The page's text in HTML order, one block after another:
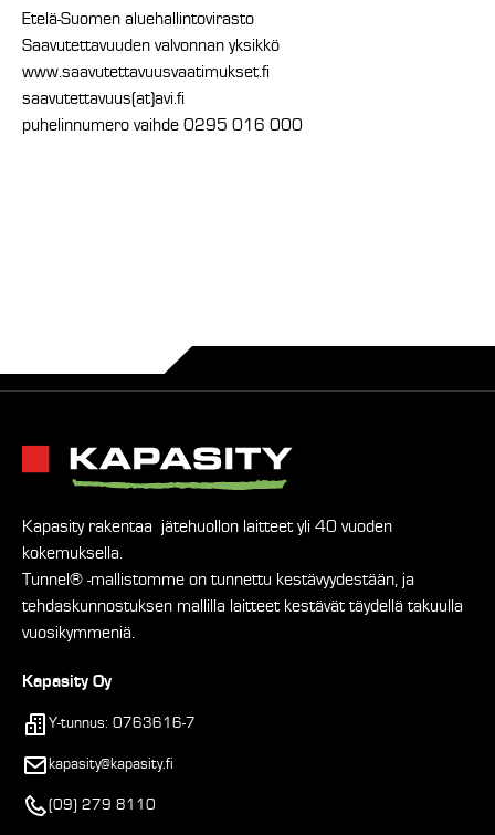
Etelä-Suomen aluehallintovirasto
Saavutettavuuden valvonnan yksikkö
www.saavutettavuusvaatimukset.fi
saavutettavuus(at)avi.fi
puhelinnumero vaihde 0295 016 000
Kapasity rakentaa jätehuollon laitteet yli 40 vuoden
kokemuksella.
Tunnel® -mallistomme on tunnettu kestävyydestään, ja
tehdaskunnostuksen mallilla laitteet kestävät täydellä takuulla
vuosikymmeniä.
Kapasity Oy
Y-tunnus: 0763616-7
kapasity@kapasity.fi
(09) 279 8110